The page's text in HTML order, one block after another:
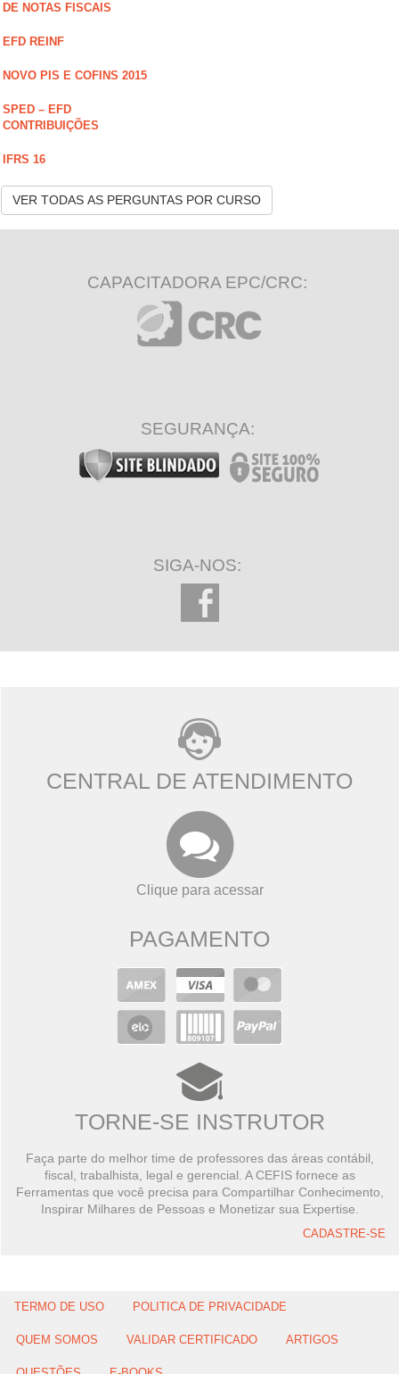
DE NOTAS FISCAIS
EFD REINF
NOVO PIS E COFINS 2015
SPED – EFD
CONTRIBUIÇÕES
IFRS 16
VER TODAS AS PERGUNTAS POR CURSO
CAPACITADORA EPC/CRC:
SEGURANÇA:
SIGA-NOS:
CENTRAL DE ATENDIMENTO
Clique para acessar
PAGAMENTO
TORNE-SE INSTRUTOR
Faça parte do melhor time de professores das áreas contábil,
fiscal, trabalhista, legal e gerencial. A CEFIS fornece as
Ferramentas que você precisa para Compartilhar Conhecimento,
Inspirar Milhares de Pessoas e Monetizar sua Expertise.
CADASTRE-SE
TERMO DE USO POLITICA DE PRIVACIDADE
QUEM SOMOS VALIDAR CERTIFICADO ARTIGOS